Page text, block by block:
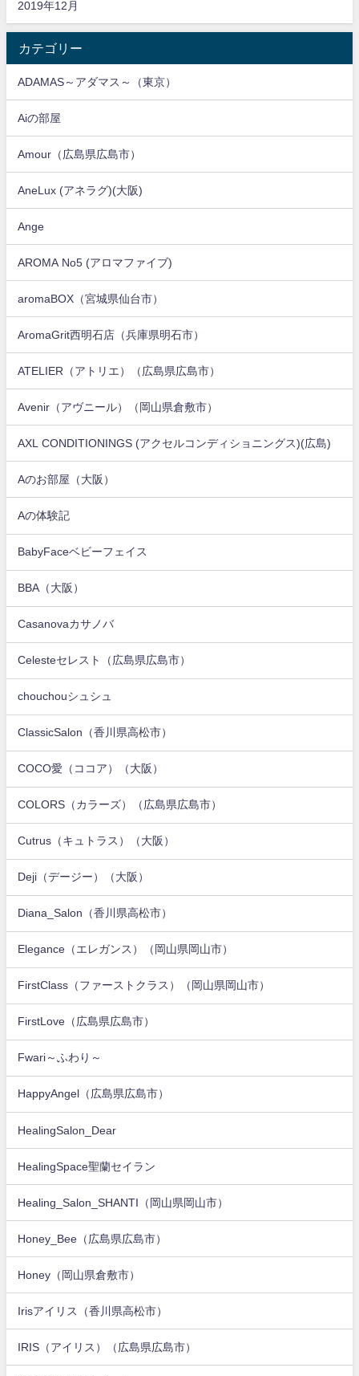
2019年12月
カテゴリー
ADAMAS～アダマス～（東京）
Aiの部屋
Amour（広島県広島市）
AneLux (アネラグ)(大阪)
Ange
AROMA No5 (アロマファイブ)
aromaBOX（宮城県仙台市）
AromaGrit西明石店（兵庫県明石市）
ATELIER（アトリエ）（広島県広島市）
Avenir（アヴニール）（岡山県倉敷市）
AXL CONDITIONINGS (アクセルコンディショニングス)(広島)
Aのお部屋（大阪）
Aの体験記
BabyFaceベビーフェイス
BBA（大阪）
Casanovaカサノバ
Celesteセレスト（広島県広島市）
chouchouシュシュ
ClassicSalon（香川県高松市）
COCO愛（ココア）（大阪）
COLORS（カラーズ）（広島県広島市）
Cutrus（キュトラス）（大阪）
Deji（デージー）（大阪）
Diana_Salon（香川県高松市）
Elegance（エレガンス）（岡山県岡山市）
FirstClass（ファーストクラス）（岡山県岡山市）
FirstLove（広島県広島市）
Fwari～ふわり～
HappyAngel（広島県広島市）
HealingSalon_Dear
HealingSpace聖蘭セイラン
Healing_Salon_SHANTI（岡山県岡山市）
Honey_Bee（広島県広島市）
Honey（岡山県倉敷市）
Irisアイリス（香川県高松市）
IRIS（アイリス）（広島県広島市）